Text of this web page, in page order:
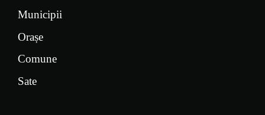
Municipii
Orașe
Comune
Sate